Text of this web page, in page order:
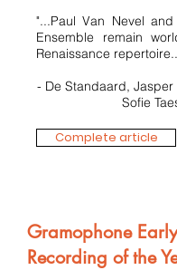
"...Paul Van Nevel
Ensemble remain
Renaissance
- De Standaard, Jasper
Sofie
Complete article
Gramophone
Recording of the